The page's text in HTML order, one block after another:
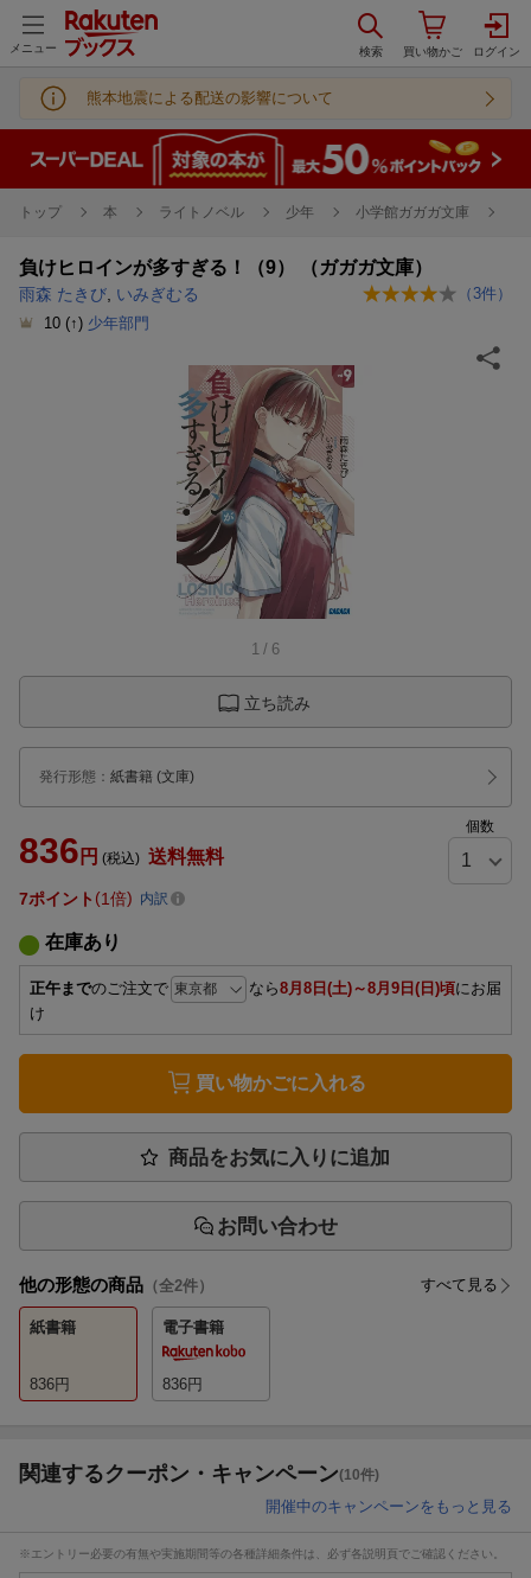
メニュー
熊本地震による配送の影響について
トップ 本 ライトノベル 少年 小学館ガガガ文庫
負けヒロインが多すぎる！（9） （ガガガ文庫）
雨森 たきび いみぎむる （ 3件）
10 (↑) 少年部門
1 / 6
立ち読み
発行形態 ： 紙書籍 (文庫)
836 円 (税込) 送料無料
個数
7ポイント 1倍 内訳
在庫あり
正午までのご注文で なら8月8日(土)～8月9日(日)頃にお届
け
買い物かごに入れる
商品をお気に入りに追加
お問い合わせ
他の形態の商品 （全2件） すべて見る
紙書籍
836円
電子書籍
836円
関連するクーポン・キャンペーン(10件)
開催中のキャンペーンをもっと見る
※エントリー必要の有無や実施期間等の各種詳細条件は、必ず各説明頁でご確認ください。